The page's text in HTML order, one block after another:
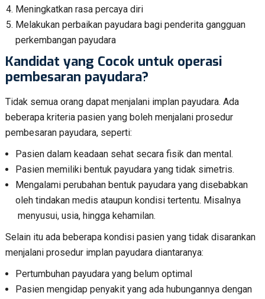
Meningkatkan rasa percaya diri
Melakukan perbaikan payudara bagi penderita gangguan
perkembangan payudara
Kandidat yang Cocok untuk operasi
pembesaran payudara?
Tidak semua orang dapat menjalani implan payudara. Ada
beberapa kriteria pasien yang boleh menjalani prosedur
pembesaran payudara, seperti:
Pasien dalam keadaan sehat secara fisik dan mental.
Pasien memiliki bentuk payudara yang tidak simetris.
Mengalami perubahan bentuk payudara yang disebabkan
oleh tindakan medis ataupun kondisi tertentu. Misalnya
menyusui, usia, hingga kehamilan.
Selain itu ada beberapa kondisi pasien yang tidak disarankan
menjalani prosedur implan payudara diantaranya:
Pertumbuhan payudara yang belum optimal
Pasien mengidap penyakit yang ada hubungannya dengan